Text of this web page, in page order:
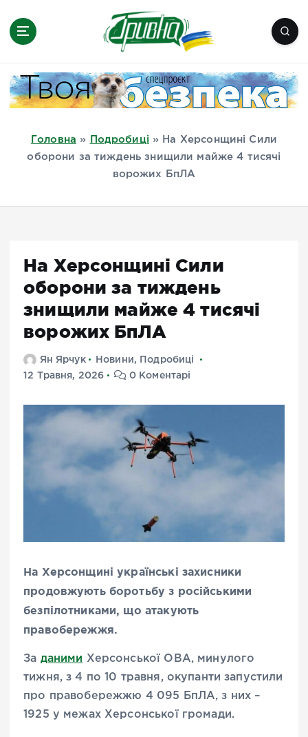
Миколаїв, Одеса, Мелітополь
Головна » Подробиці »
На Херсонщині Сили
оборони за тиждень знищили майже 4 тисячі
ворожих БпЛА
На Херсонщині Сили
оборони за тиждень
знищили майже 4 тисячі
ворожих БпЛА
Ян Ярчук Новини,
Подробиці
12 Травня, 2026
0 Коментарі
На Херсонщині українські захисники
продовжують боротьбу з російськими
безпілотниками, що атакують
правобережжя.
За даними Херсонської ОВА, минулого
тижня, з 4 по 10 травня, окупанти запустили
про правобережжю 4 095 БпЛА, з них –
1925 у межах Херсонської громади.